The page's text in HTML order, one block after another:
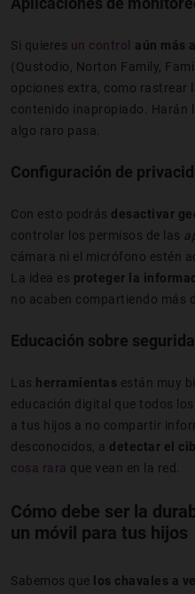
Si quieres un control aún más
(Qustodio, Norton Family,
opciones extra, como rastrear
contenido inapropiado. Harán
algo raro pasa.
Configuración de
Con esto podrás desactivar
controlar los permisos de las
cámara ni el micrófono estén
La idea es proteger la
no acaben compartiendo más
Educación sobre
Las herramientas están muy
educación digital que todos
a tus hijos a no compartir
desconocidos, a detectar el
cosa rara que vean en la red.
Cómo debe ser la
un móvil para tus hijos
Sabemos que los chavales a